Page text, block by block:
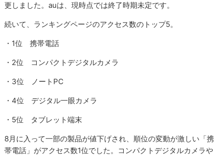
更しました。auは、現時点では終了時期未定です。
続いて、ランキングページのアクセス数のトップ5。
・1位 携帯電話
・2位 コンパクトデジタルカメラ
・3位 ノートPC
・4位 デジタル一眼カメラ
・5位 タブレット端末
8月に入って一部の製品が値下げされ、順位の変動が激しい「携
帯電話」がアクセス数1位でした。コンパクトデジタルカメラや